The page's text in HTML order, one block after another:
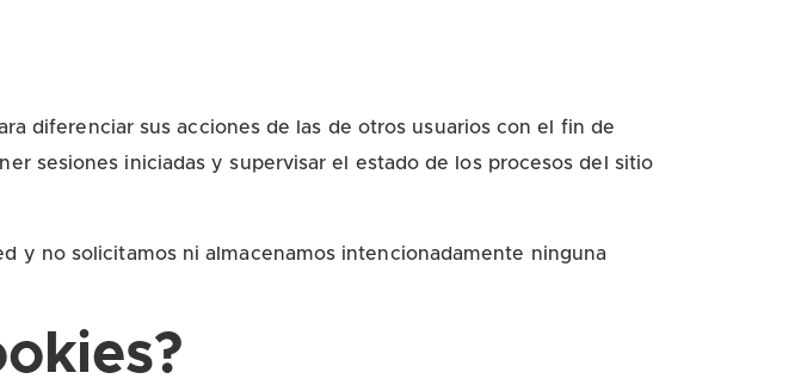
diferenciar sus acciones de las de otros usuarios con el fin de
sesiones iniciadas y supervisar el estado de los procesos del sitio
y no solicitamos ni almacenamos intencionadamente ninguna